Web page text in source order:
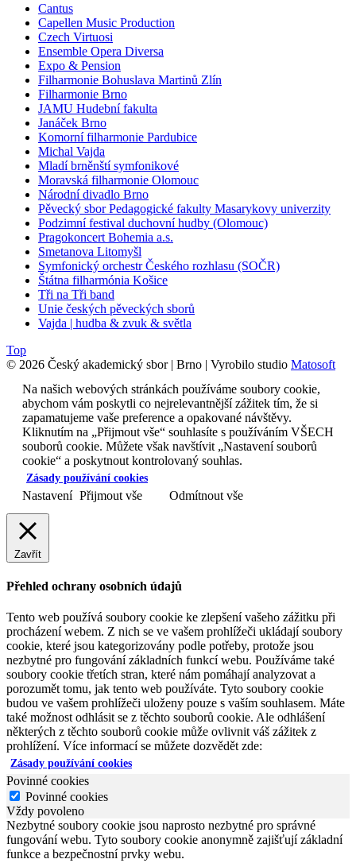
Cantus
Capellen Music Production
Czech Virtuosi
Ensemble Opera Diversa
Expo & Pension
Filharmonie Bohuslava Martinů Zlín
Filharmonie Brno
JAMU Hudební fakulta
Janáček Brno
Komorní filharmonie Pardubice
Michal Vajda
Mladí brněnští symfonikové
Moravská filharmonie Olomouc
Národní divadlo Brno
Pěvecký sbor Pedagogické fakulty Masarykovy univerzity
Podzimní festival duchovní hudby (Olomouc)
Pragokoncert Bohemia a.s.
Smetanova Litomyšl
Symfonický orchestr Českého rozhlasu (SOČR)
Štátna filharmónia Košice
Tři na Tři band
Unie českých pěveckých sborů
Vajda | hudba & zvuk & světla
Top
© 2026 Český akademický sbor | Brno | Vyrobilo studio Matosoft
Na našich webových stránkách používáme soubory cookie,
abychom vám poskytli co nejrelevantnější zážitek tím, že si
zapamatujeme vaše preference a opakované návštěvy.
Kliknutím na „Přijmout vše“ souhlasíte s používáním VŠECH
souborů cookie. Můžete však navštívit „Nastavení souborů
cookie“ a poskytnout kontrolovaný souhlas.
Zásady používání cookies
Nastavení Přijmout vše Odmítnout vše
Zavřít
Přehled ochrany osobních údajů
Tento web používá soubory cookie ke zlepšení vašeho zážitku při
procházení webem. Z nich se ve vašem prohlížeči ukládají soubory
cookie, které jsou kategorizovány podle potřeby, protože jsou
nezbytné pro fungování základních funkcí webu. Používáme také
soubory cookie třetích stran, které nám pomáhají analyzovat a
porozumět tomu, jak tento web používáte. Tyto soubory cookie
budou ve vašem prohlížeči uloženy pouze s vaším souhlasem. Máte
také možnost odhlásit se z těchto souborů cookie. Ale odhlášení
některých z těchto souborů cookie může ovlivnit váš zážitek z
prohlížení. Více informací se můžete dozvědět zde:
Zásady používání cookies
Povinné cookies
Povinné cookies
Vždy povoleno
Nezbytné soubory cookie jsou naprosto nezbytné pro správné
fungování webu. Tyto soubory cookie anonymně zajišťují základní
funkce a bezpečnostní prvky webu.